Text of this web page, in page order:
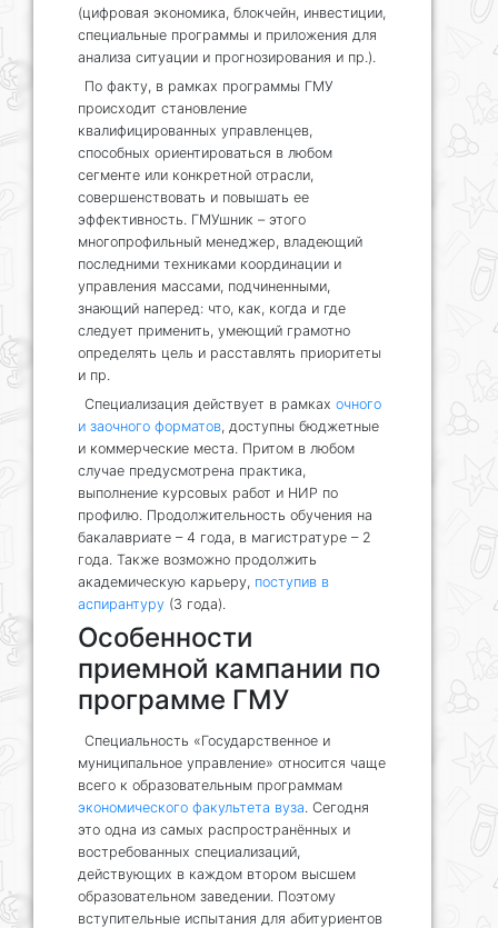
(цифровая экономика, блокчейн, инвестиции,
специальные программы и приложения для
анализа ситуации и прогнозирования и пр.).
По факту, в рамках программы ГМУ
происходит становление
квалифицированных управленцев,
способных ориентироваться в любом
сегменте или конкретной отрасли,
совершенствовать и повышать ее
эффективность. ГМУшник – этого
многопрофильный менеджер, владеющий
последними техниками координации и
управления массами, подчиненными,
знающий наперед: что, как, когда и где
следует применить, умеющий грамотно
определять цель и расставлять приоритеты
и пр.
Специализация действует в рамках очного
и заочного форматов, доступны бюджетные
и коммерческие места. Притом в любом
случае предусмотрена практика,
выполнение курсовых работ и НИР по
профилю. Продолжительность обучения на
бакалавриате – 4 года, в магистратуре – 2
года. Также возможно продолжить
академическую карьеру, поступив в
аспирантуру (3 года).
Особенности
приемной кампании по
программе ГМУ
Специальность «Государственное и
муниципальное управление» относится чаще
всего к образовательным программам
экономического факультета вуза. Сегодня
это одна из самых распространённых и
востребованных специализаций,
действующих в каждом втором высшем
образовательном заведении. Поэтому
вступительные испытания для абитуриентов